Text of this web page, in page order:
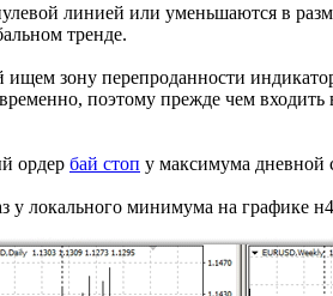
линией или уменьшаются в
тренде.
зону перепроданности
поэтому прежде чем
ордер бай стоп у максимума дневной
у локального минимума на графике